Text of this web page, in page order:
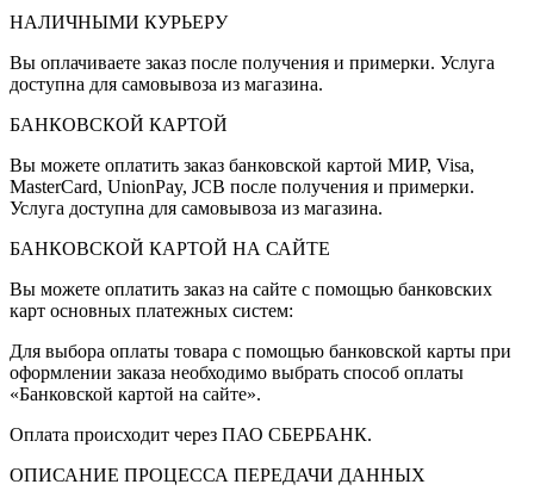
НАЛИЧНЫМИ КУРЬЕРУ
Вы оплачиваете заказ после получения и примерки. Услуга
доступна для самовывоза из магазина.
БАНКОВСКОЙ КАРТОЙ
Вы можете оплатить заказ банковской картой МИР, Visa,
MasterCard, UnionPay, JCB после получения и примерки.
Услуга доступна для самовывоза из магазина.
БАНКОВСКОЙ КАРТОЙ НА САЙТЕ
Вы можете оплатить заказ на сайте с помощью банковских
карт основных платежных систем:
Для выбора оплаты товара с помощью банковской карты при
оформлении заказа необходимо выбрать способ оплаты
«Банковской картой на сайте».
Оплата происходит через ПАО СБЕРБАНК.
ОПИСАНИЕ ПРОЦЕССА ПЕРЕДАЧИ ДАННЫХ